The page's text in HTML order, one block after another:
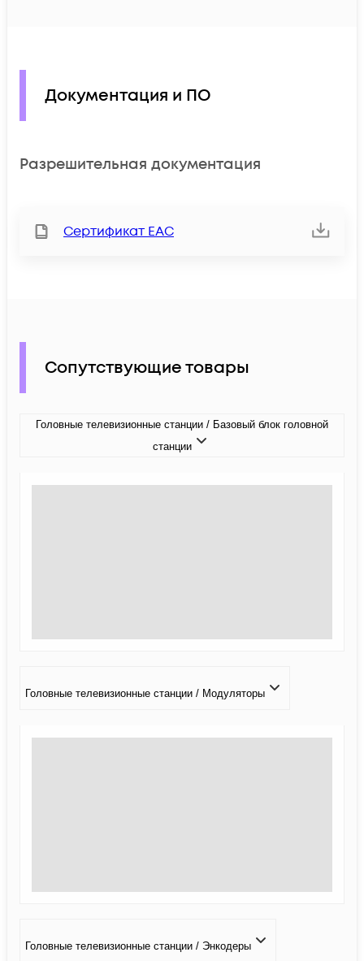
Документация и ПО
Разрешительная документация
Сертификат ЕАС
Сопутствующие товары
Головные телевизионные станции / Базовый блок головной
станции
Головные телевизионные станции / Модуляторы
Головные телевизионные станции / Энкодеры